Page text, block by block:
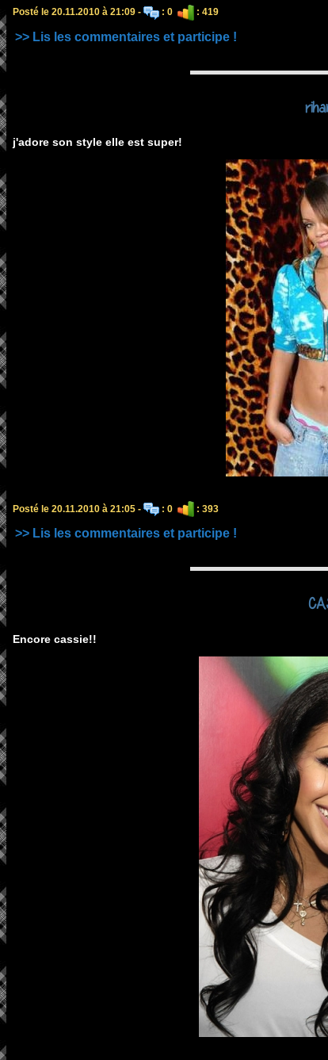
Posté le 20.11.2010 à 21:09 - : 0 : 419
>> Lis les commentaires et participe !
j'adore son style elle est super!
Posté le 20.11.2010 à 21:05 - : 0 : 393
>> Lis les commentaires et participe !
Encore cassie!!